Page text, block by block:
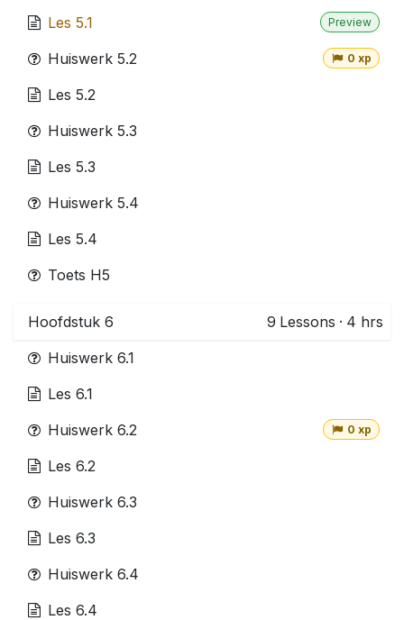
Les 5.1 Preview
Huiswerk 5.2 0 xp
Les 5.2
Huiswerk 5.3
Les 5.3
Huiswerk 5.4
Les 5.4
Toets H5
Hoofdstuk 6 9 Lessons · 4 hrs
Huiswerk 6.1
Les 6.1
Huiswerk 6.2
0 xp
Les 6.2
Huiswerk 6.3
Les 6.3
Huiswerk 6.4
Les 6.4